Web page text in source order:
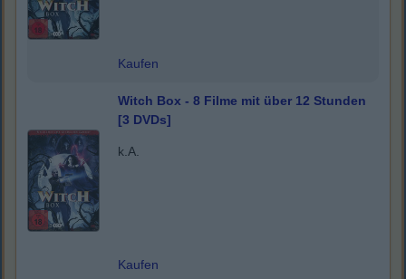
Kaufen
Witch Box - 8 Filme mit über 12 Stunden
[3 DVDs]
k.A.
Kaufen